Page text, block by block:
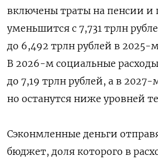
включены траты на пенсии и
уменьшится с 7,731 трлн
до 6,492 трлн рублей в 2025-
В 2026-м социальные
до 7,19 трлн рублей, а в
но останутся ниже уровней
Сэконмленные деньги
бюджет, доля которого в